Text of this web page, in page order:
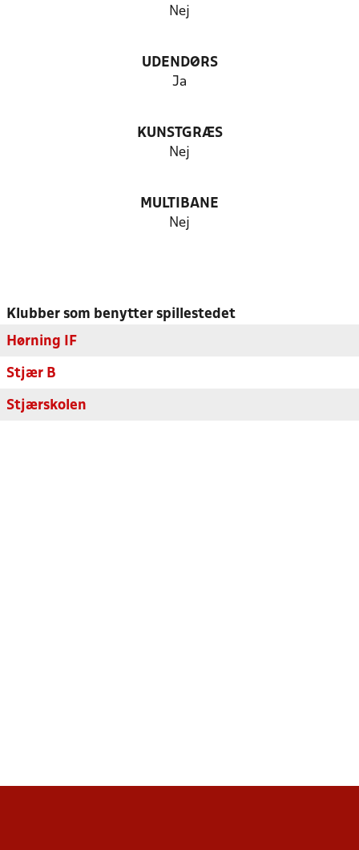
Nej
UDENDØRS
Ja
KUNSTGRÆS
Nej
MULTIBANE
Nej
Klubber som benytter spillestedet
Hørning IF
Stjær B
Stjærskolen